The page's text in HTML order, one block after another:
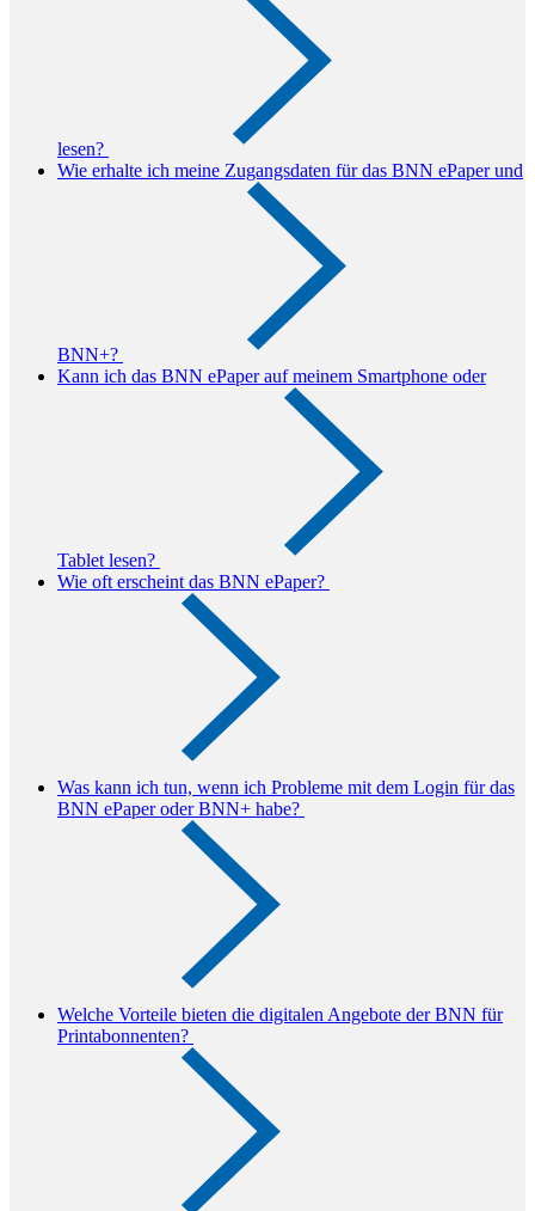
lesen?
Wie erhalte ich meine Zugangsdaten für das BNN ePaper und
BNN+?
Kann ich das BNN ePaper auf meinem Smartphone oder
Tablet lesen?
Wie oft erscheint das BNN ePaper?
Was kann ich tun, wenn ich Probleme mit dem Login für das
BNN ePaper oder BNN+ habe?
Welche Vorteile bieten die digitalen Angebote der BNN für
Printabonnenten?